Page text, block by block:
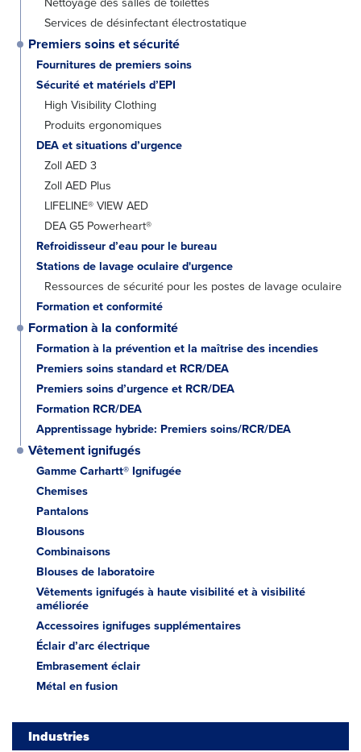
Services de désinfectant électrostatique
Premiers soins et sécurité
Fournitures de premiers soins
Sécurité et matériels d’EPI
High Visibility Clothing
Produits ergonomiques
DEA et situations d’urgence
Zoll AED 3
Zoll AED Plus
LIFELINE® VIEW AED
DEA G5 Powerheart®
Refroidisseur d’eau pour le bureau
Stations de lavage oculaire d'urgence
Ressources de sécurité pour les postes de lavage oculaire
Formation et conformité
Formation à la conformité
Formation à la prévention et la maîtrise des incendies
Premiers soins standard et RCR/DEA
Premiers soins d’urgence et RCR/DEA
Formation RCR/DEA
Apprentissage hybride: Premiers soins/RCR/DEA
Vêtement ignifugés
Gamme Carhartt® Ignifugée
Chemises
Pantalons
Blousons
Combinaisons
Blouses de laboratoire
Vêtements ignifugés à haute visibilité et à visibilité
améliorée
Accessoires ignifuges supplémentaires
Éclair d’arc électrique
Embrasement éclair
Métal en fusion
Industries